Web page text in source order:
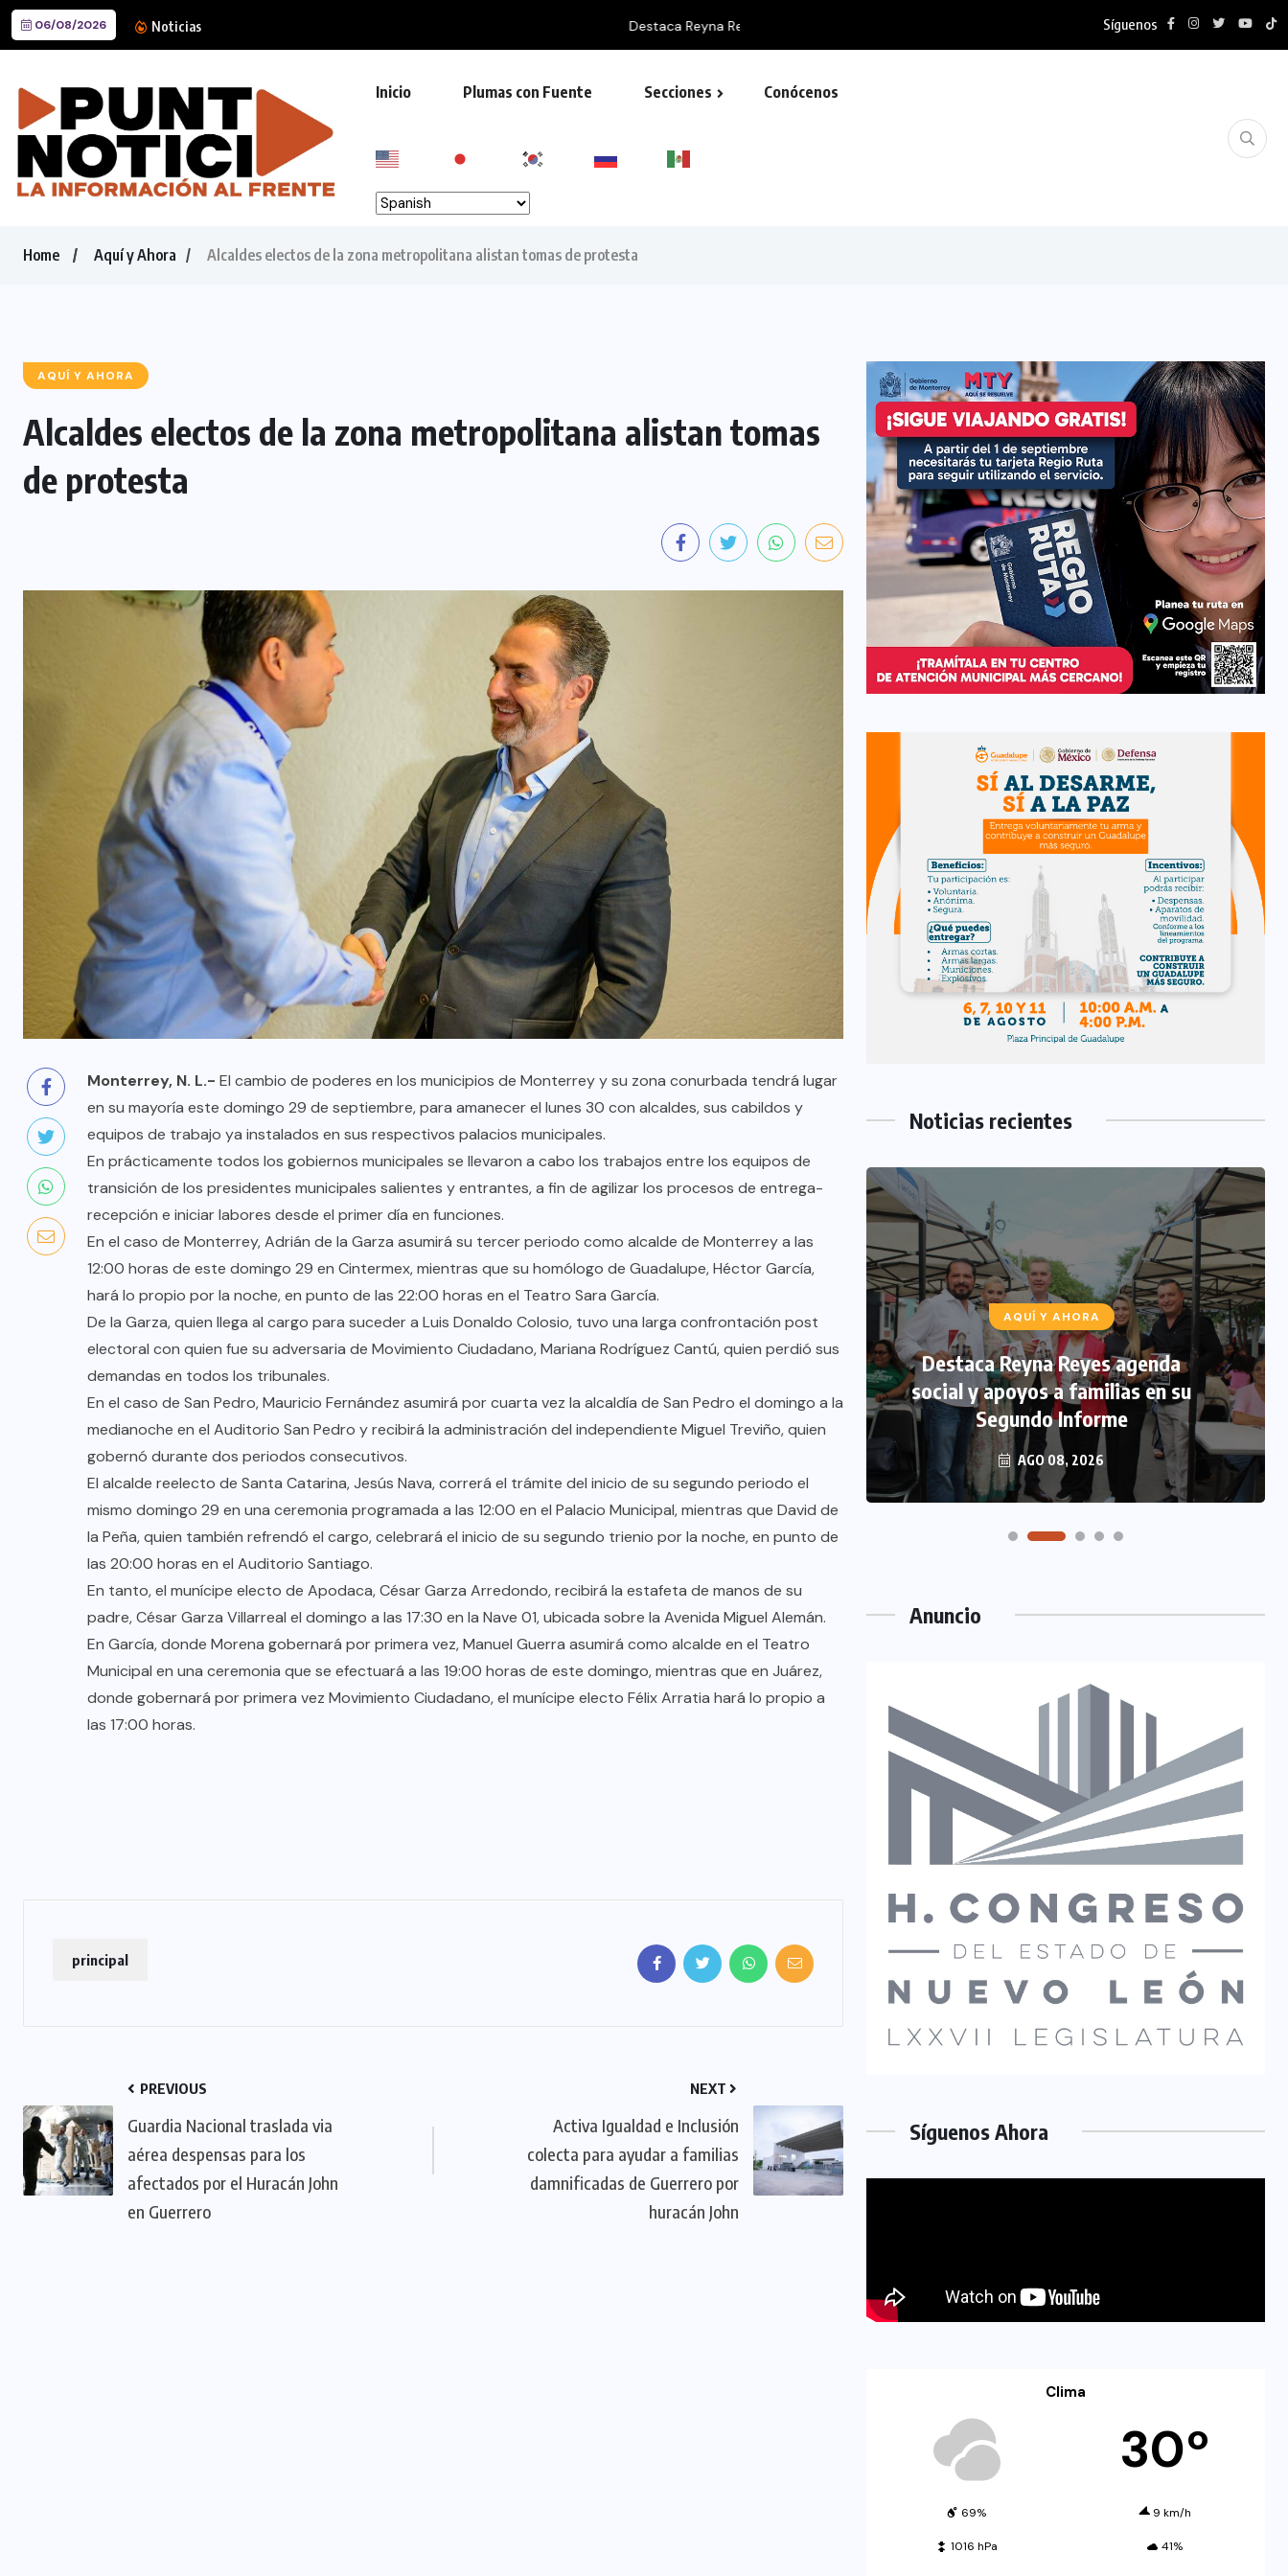
06/08/2026 Noticias Síguenos
Inicio Plumas con Fuente Secciones Conócenos
Home Aquí y Ahora Alcaldes electos de la zona metropolitana alistan tomas de protesta
AQUÍ Y AHORA
Alcaldes electos de la zona metropolitana alistan tomas
de protesta
Monterrey, N. L.- El cambio de poderes en los municipios de Monterrey y su zona conurbada tendrá lugar
en su mayoría este domingo 29 de septiembre, para amanecer el lunes 30 con alcaldes, sus cabildos y
equipos de trabajo ya instalados en sus respectivos palacios municipales.
En prácticamente todos los gobiernos municipales se llevaron a cabo los trabajos entre los equipos de
transición de los presidentes municipales salientes y entrantes, a fin de agilizar los procesos de entrega-
recepción e iniciar labores desde el primer día en funciones.
En el caso de Monterrey, Adrián de la Garza asumirá su tercer periodo como alcalde de Monterrey a las
12:00 horas de este domingo 29 en Cintermex, mientras que su homólogo de Guadalupe, Héctor García,
hará lo propio por la noche, en punto de las 22:00 horas en el Teatro Sara García.
De la Garza, quien llega al cargo para suceder a Luis Donaldo Colosio, tuvo una larga confrontación post
electoral con quien fue su adversaria de Movimiento Ciudadano, Mariana Rodríguez Cantú, quien perdió sus
demandas en todos los tribunales.
En el caso de San Pedro, Mauricio Fernández asumirá por cuarta vez la alcaldía de San Pedro el domingo a la
medianoche en el Auditorio San Pedro y recibirá la administración del independiente Miguel Treviño, quien
gobernó durante dos periodos consecutivos.
El alcalde reelecto de Santa Catarina, Jesús Nava, correrá el trámite del inicio de su segundo periodo el
mismo domingo 29 en una ceremonia programada a las 12:00 en el Palacio Municipal, mientras que David de
la Peña, quien también refrendó el cargo, celebrará el inicio de su segundo trienio por la noche, en punto de
las 20:00 horas en el Auditorio Santiago.
En tanto, el munícipe electo de Apodaca, César Garza Arredondo, recibirá la estafeta de manos de su
padre, César Garza Villarreal el domingo a las 17:30 en la Nave 01, ubicada sobre la Avenida Miguel Alemán.
En García, donde Morena gobernará por primera vez, Manuel Guerra asumirá como alcalde en el Teatro
Municipal en una ceremonia que se efectuará a las 19:00 horas de este domingo, mientras que en Juárez,
donde gobernará por primera vez Movimiento Ciudadano, el munícipe electo Félix Arratia hará lo propio a
las 17:00 horas.
principal
PREVIOUS
Guardia Nacional traslada via
aérea despensas para los
afectados por el Huracán John
en Guerrero
NEXT
Activa Igualdad e Inclusión
colecta para ayudar a familias
damnificadas de Guerrero por
huracán John
Noticias recientes
AQUÍ Y AHORA
Invita Gobierno de Monterrey a
tramitar la tarjeta de la Regio Ruta
AGO 08, 2026
PLUMAS CON FUENTE
Sácale Punta: El Fiscal, ¿otra vez
bailará con la escoba?
AQUÍ Y AHORA
Destaca Reyna Reyes agenda
social y apoyos a familias en su
Segundo Informe
AGO 08, 2026
Anuncio
Síguenos Ahora
Clima
30º
69% 9 km/h
1016 hPa 41%